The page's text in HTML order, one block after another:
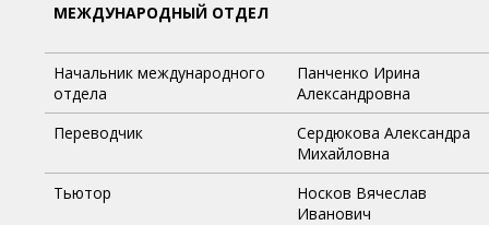
МЕЖДУНАРОДНЫЙ ОТДЕЛ
Начальник международного
отдела
Панченко Ирина
Александровна
Переводчик
Сердюкова Александра
Михайловна
Тьютор
Носков Вячеслав
Иванович